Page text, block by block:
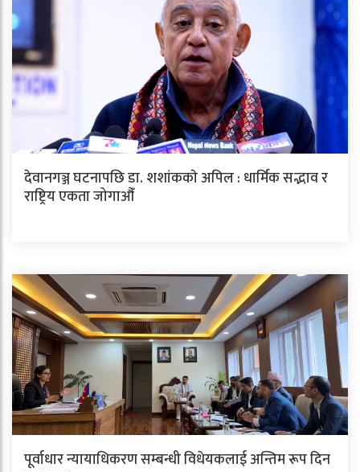
देवानगञ्ज घटनापछि डा. शशांककाे अपिल : धार्मिक सद्भाव र
राष्ट्रिय एकता जोगाऔँ
पूर्वाधार न्यायाधिकरण सम्बन्धी विधेयकलाई अन्तिम रूप दिन